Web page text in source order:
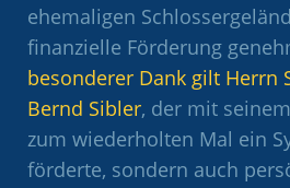
ehemaligen
finanzielle Förderung
besonderer Dank gilt Herrn
Bernd Sibler, der mit
zum wiederholten Mal ein
förderte, sondern auch